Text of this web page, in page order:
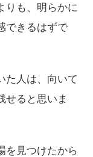
りも、明らかに
できるはずで
た人は、向いて
せると思いま
を見つけたから